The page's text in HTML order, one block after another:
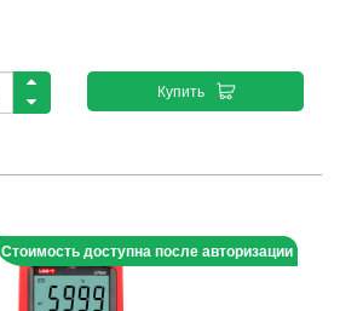
Купить
Стоимость доступна после авторизации